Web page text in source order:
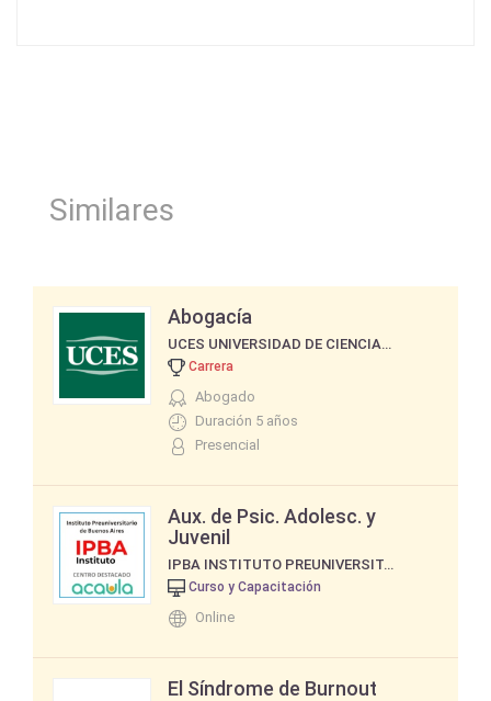
Similares
Abogacía
UCES UNIVERSIDAD DE CIENCIAS EMPRESARIALES Y SOCIALES
Carrera
Abogado
Duración 5 años
Presencial
Aux. de Psic. Adolesc. y
Juvenil
IPBA INSTITUTO PREUNIVERSITARIO DE BUENOS AIRES
Curso y Capacitación
Online
El Síndrome de Burnout